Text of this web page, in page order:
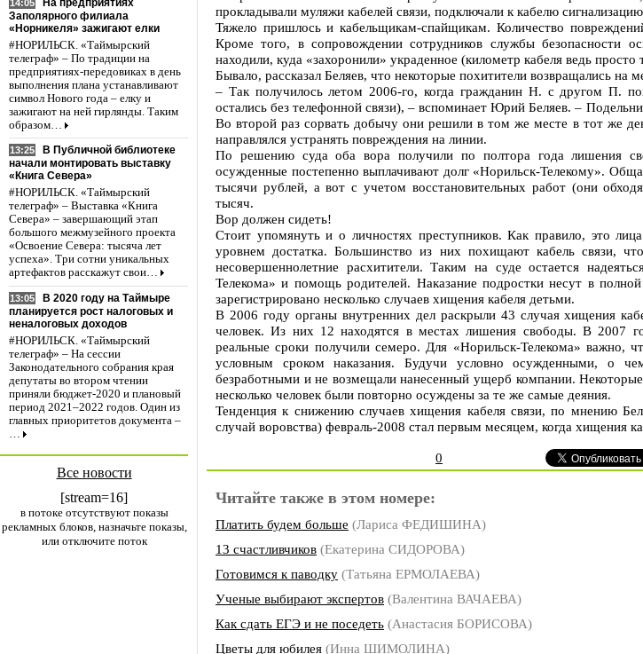
14:05
Заполярного филиала
«Норникеля» зажигают елки
#НОРИЛЬСК. «Таймырский
телеграф» – По традиции на
предприятиях-передовиках в день
выполнения плана устанавливают
символ Нового года – елку и
зажигают на ней гирлянды. Таким
образом…
13:25
В Публичной библиотеке
начали монтировать выставку
«Книга Севера»
#НОРИЛЬСК. «Таймырский
телеграф» – Выставка «Книга
Севера» – завершающий этап
большого межмузейного проекта
«Освоение Севера: тысяча лет
успеха». Три сотни уникальных
артефактов расскажут свои…
13:05
В 2020 году на Таймыре
планируется рост налоговых и
неналоговых доходов
#НОРИЛЬСК. «Таймырский
телеграф» – На сессии
Законодательного собрания края
депутаты во втором чтении
приняли бюджет-2020 и плановый
период 2021–2022 годов. Один из
главных приоритетов документа –
…
Все новости
[stream=16]
в потоке отсутствуют показы
рекламных блоков, назначьте показы,
или отключите поток
прокладывали муляжи кабелей связи, подключали к кабелю
Тяжело пришлось и кабельщикам-спайщикам. Количество
Кроме того, в сопровождении сотрудников службы безопасности
находили, куда «захоронили» украденное (километр кабеля ведь
Бывало, рассказал Беляев, что некоторые похитители возвращались на
– Так получилось летом 2006-го, когда гражданин Н. с другом П.
остались без телефонной связи), – вспоминает Юрий Беляев. –
Во второй раз сорвать добычу они решили в том же месте в тот же
направлялся устранять повреждения на линии.
По решению суда оба вора получили по полтора года лишения
осужденные постепенно выплачивают долг «Норильск-Телекому».
тысячи рублей, а вот с учетом восстановительных работ (они
тысяч.
Вор должен сидеть!
Стоит упомянуть и о личностях преступников. Как правило, это
уровнем достатка. Большинство из них похищают кабель связи,
несовершеннолетние расхитители. Таким на суде остается
Телекома» и помощь родителей. Наказание подростки несут в
зарегистрировано несколько случаев хищения кабеля детьми.
В 2006 году органы внутренних дел раскрыли 43 случая хищения
человек. Из них 12 находятся в местах лишения свободы. В 2007
реальные сроки получили семеро. Для «Норильск-Телекома» важно,
условным сроком наказания. Будучи условно осужденными, о
безработными и не возмещали нанесенный ущерб компании.
несколько человек были повторно осуждены за те же самые деяния.
Тенденция к снижению случаев хищения кабеля связи, по мнению
случай воровства) февраль-2008 стал первым месяцем, когда хищения
0
Читайте также в этом номере:
Платить будем больше (Лариса ФЕДИШИНА)
13 счастливчиков (Екатерина СИДОРОВА)
Готовимся к паводку (Татьяна ЕРМОЛАЕВА)
Ученые выбирают экспертов (Валентина ВАЧАЕВА)
Как сдать ЕГЭ и не поседеть (Анастасия БОРИСОВА)
Цветы для юбилея (Инна ШИМОЛИНА)